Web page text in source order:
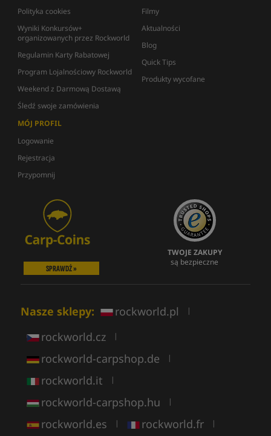
Polityka cookies
Wyniki Konkursów+
organizowanych przez Rockworld
Regulamin Karty Rabatowej
Program Lojalnościowy Rockworld
Weekend z Darmową Dostawą
Śledź swoje zamówienia
Filmy
Aktualności
Blog
Quick Tips
Produkty wycofane
MÓJ PROFIL
Logowanie
Rejestracja
Przypomnij
SPRAWDŹ »
TWOJE ZAKUPY
są bezpieczne
Nasze sklepy: rockworld.pl |
rockworld.cz |
rockworld-carpshop.de |
rockworld.it |
rockworld-carpshop.hu |
rockworld.es | rockworld.fr |